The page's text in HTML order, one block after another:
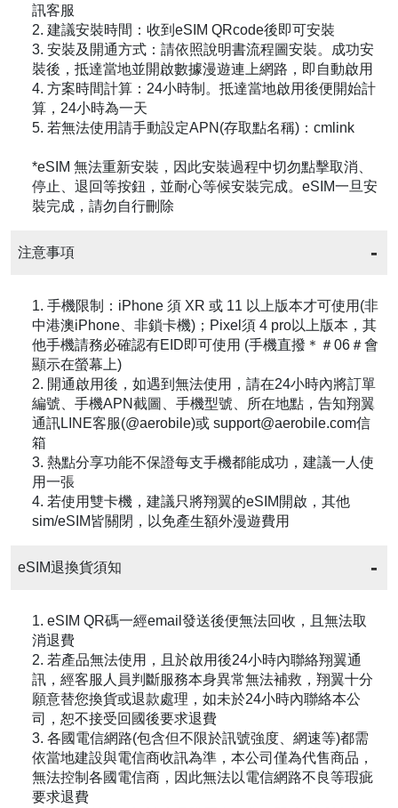
訊客服
2. 建議安裝時間：收到eSIM QRcode後即可安裝
3. 安裝及開通方式：請依照說明書流程圖安裝。成功安
裝後，抵達當地並開啟數據漫遊連上網路，即自動啟用
4. 方案時間計算：24小時制。抵達當地啟用後便開始計
算，24小時為一天
5. 若無法使用請手動設定APN(存取點名稱)：cmlink
*eSIM 無法重新安裝，因此安裝過程中切勿點擊取消、
停止、退回等按鈕，並耐心等候安裝完成。eSIM一旦安
裝完成，請勿自行刪除
注意事項
1. 手機限制：iPhone 須 XR 或 11 以上版本才可使用(非
中港澳iPhone、非鎖卡機)；Pixel須 4 pro以上版本，其
他手機請務必確認有EID即可使用 (手機直撥＊＃06＃會
顯示在螢幕上)
2. 開通啟用後，如遇到無法使用，請在24小時內將訂單
編號、手機APN截圖、手機型號、所在地點，告知翔翼
通訊LINE客服(@aerobile)或 support@aerobile.com信
箱
3. 熱點分享功能不保證每支手機都能成功，建議一人使
用一張
4. 若使用雙卡機，建議只將翔翼的eSIM開啟，其他
sim/eSIM皆關閉，以免產生額外漫遊費用
eSIM退換貨須知
1. eSIM QR碼一經email發送後便無法回收，且無法取
消退費
2. 若產品無法使用，且於啟用後24小時內聯絡翔翼通
訊，經客服人員判斷服務本身異常無法補救，翔翼十分
願意替您換貨或退款處理，如未於24小時內聯絡本公
司，恕不接受回國後要求退費
3. 各國電信網路(包含但不限於訊號強度、網速等)都需
依當地建設與電信商收訊為準，本公司僅為代售商品，
無法控制各國電信商，因此無法以電信網路不良等瑕疵
要求退費